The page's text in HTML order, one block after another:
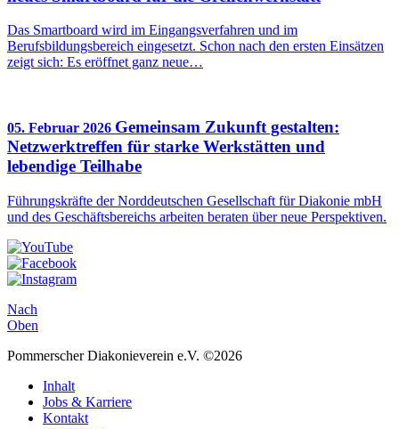
Das Smartboard wird im Eingangsverfahren und im
Berufsbildungsbereich eingesetzt. Schon nach den ersten Einsätzen
zeigt sich: Es eröffnet ganz neue…
05. Februar 2026 Gemeinsam Zukunft gestalten:
Netzwerktreffen für starke Werkstätten und
lebendige Teilhabe
Führungskräfte der Norddeutschen Gesellschaft für Diakonie mbH
und des Geschäftsbereichs arbeiten beraten über neue Perspektiven.
Nach
Oben
Pommerscher Diakonieverein e.V. ©2026
Inhalt
Jobs & Karriere
Kontakt